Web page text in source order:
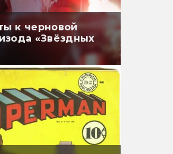
к черновой
«Звёздных